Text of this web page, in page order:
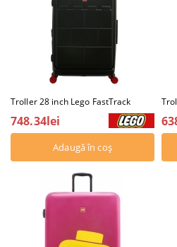
Troller 28 inch Lego FastTrack
748.34lei